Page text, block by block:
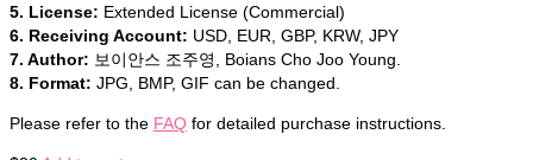
5. License: Extended License (Commercial)
6. Receiving Account: USD, EUR, GBP, KRW, JPY
7. Author: 보이안스 조주영, Boians Cho Joo Young.
8. Format: JPG, BMP, GIF can be changed.
Please refer to the FAQ for detailed purchase instructions.